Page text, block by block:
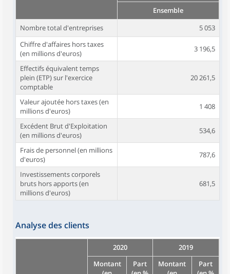
Ensemble
Nombre total d'entreprises
5 053
Chiffre d'affaires hors taxes
(en millions d'euros)
3 196,5
Effectifs équivalent temps
plein (ETP) sur l'exercice
comptable
20 261,5
Valeur ajoutée hors taxes (en
millions d'euros)
1 408
Excédent Brut d'Exploitation
(en millions d'euros)
534,6
Frais de personnel (en millions
d'euros)
787,6
Investissements corporels
bruts hors apports (en
millions d'euros)
681,5
Analyse des clients
2020
2019
Montant
Part
Montant
Part